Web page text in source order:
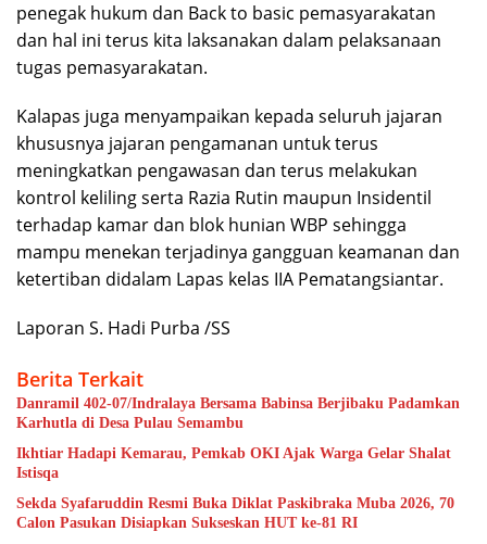
penegak hukum dan Back to basic pemasyarakatan
dan hal ini terus kita laksanakan dalam pelaksanaan
tugas pemasyarakatan.
Kalapas juga menyampaikan kepada seluruh jajaran
khususnya jajaran pengamanan untuk terus
meningkatkan pengawasan dan terus melakukan
kontrol keliling serta Razia Rutin maupun Insidentil
terhadap kamar dan blok hunian WBP sehingga
mampu menekan terjadinya gangguan keamanan dan
ketertiban didalam Lapas kelas IIA Pematangsiantar.
Laporan S. Hadi Purba /SS
Berita Terkait
Danramil 402-07/Indralaya Bersama Babinsa Berjibaku Padamkan
Karhutla di Desa Pulau Semambu
Ikhtiar Hadapi Kemarau, Pemkab OKI Ajak Warga Gelar Shalat
Istisqa
Sekda Syafaruddin Resmi Buka Diklat Paskibraka Muba 2026, 70
Calon Pasukan Disiapkan Sukseskan HUT ke-81 RI